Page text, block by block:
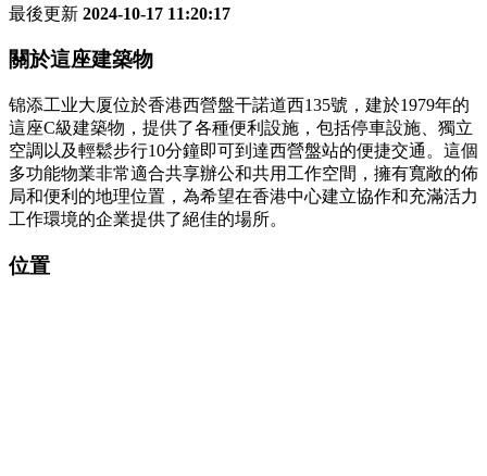
最後更新 2024-10-17 11:20:17
關於這座建築物
锦添工业大厦位於香港西營盤干諾道西135號，建於1979年的
這座C級建築物，提供了各種便利設施，包括停車設施、獨立
空調以及輕鬆步行10分鐘即可到達西營盤站的便捷交通。這個
多功能物業非常適合共享辦公和共用工作空間，擁有寬敞的佈
局和便利的地理位置，為希望在香港中心建立協作和充滿活力
工作環境的企業提供了絕佳的場所。
位置